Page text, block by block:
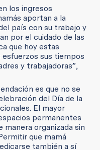
los ingresos
aportan a la
país con su trabajo y
por el cuidado de las
que hoy estas
esfuerzos sus tiempos
y trabajadoras”,
es que no se
del Día de la
El mayor
permanentes
organizada sin
que mamá
también a sí